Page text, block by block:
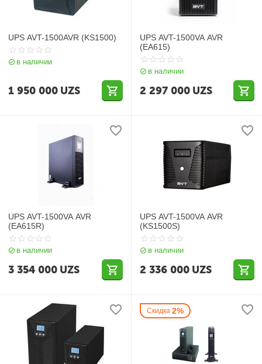
UPS AVT-1500AVR (KS1500)
в наличии
1 950 000 UZS
UPS AVT-1500VA AVR
(EA615)
в наличии
2 297 000 UZS
UPS AVT-1500VA AVR
(EA615R)
в наличии
3 354 000 UZS
UPS AVT-1500VA AVR
(KS1500S)
в наличии
2 336 000 UZS
Скидка 2%